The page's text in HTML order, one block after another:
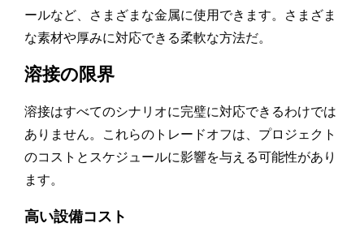
ールなど、さまざまな金属に使用できます。さまざま
な素材や厚みに対応できる柔軟な方法だ。
溶接の限界
溶接はすべてのシナリオに完璧に対応できるわけでは
ありません。これらのトレードオフは、プロジェクト
のコストとスケジュールに影響を与える可能性があり
ます。
高い設備コスト